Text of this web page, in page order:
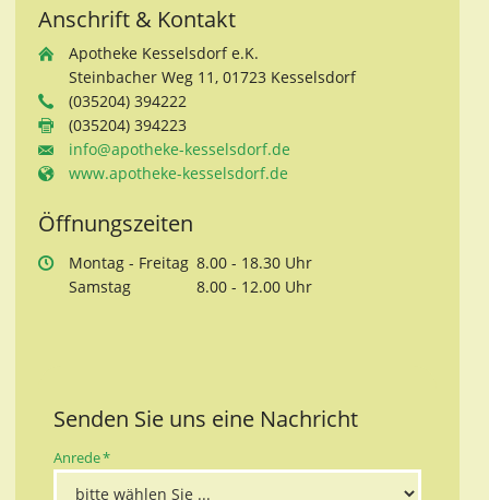
Anschrift & Kontakt
Apotheke Kesselsdorf e.K.
Steinbacher Weg 11, 01723 Kesselsdorf
(035204) 394222
(035204) 394223
info@apotheke-kesselsdorf.de
www.apotheke-kesselsdorf.de
Öffnungszeiten
Montag - Freitag 8.00 - 18.30 Uhr
Samstag 8.00 - 12.00 Uhr
Senden Sie uns eine Nachricht
Pflichtfeld
Anrede*